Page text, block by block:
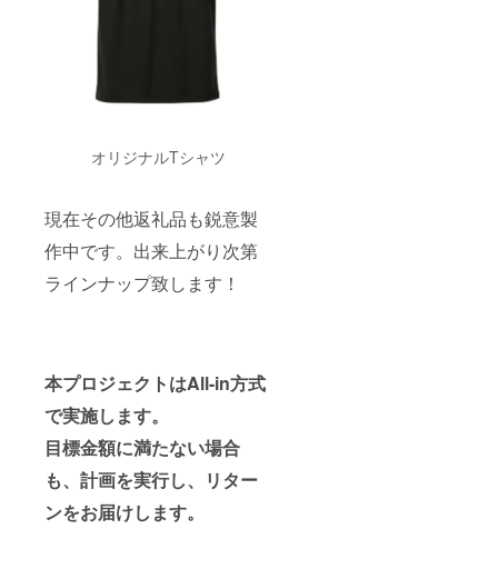
オリジナルTシャツ
現在その他返礼品も鋭意製
作中です。出来上がり次第
ラインナップ致します！
本プロジェクトはAll-in方式
で実施します。
目標金額に満たない場合
も、計画を実行し、リター
ンをお届けします。